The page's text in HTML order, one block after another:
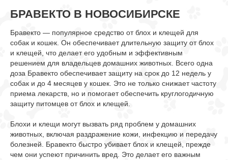
БРАВЕКТО В НОВОСИБИРСКЕ
Бравекто — популярное средство от блох и клещей для
собак и кошек. Он обеспечивает длительную защиту от блох
и клещей, что делает его удобным и эффективным
решением для владельцев домашних животных. Всего одна
доза Бравекто обеспечивает защиту на срок до 12 недель у
собак и до 4 месяцев у кошек. Это не только снижает частоту
приема лекарств, но и помогает обеспечить круглогодичную
защиту питомцев от блох и клещей.
Блохи и клещи могут вызвать ряд проблем у домашних
животных, включая раздражение кожи, инфекцию и передачу
болезней. Бравекто быстро убивает блох и клещей, прежде
чем они успеют причинить вред. Это делает его важным